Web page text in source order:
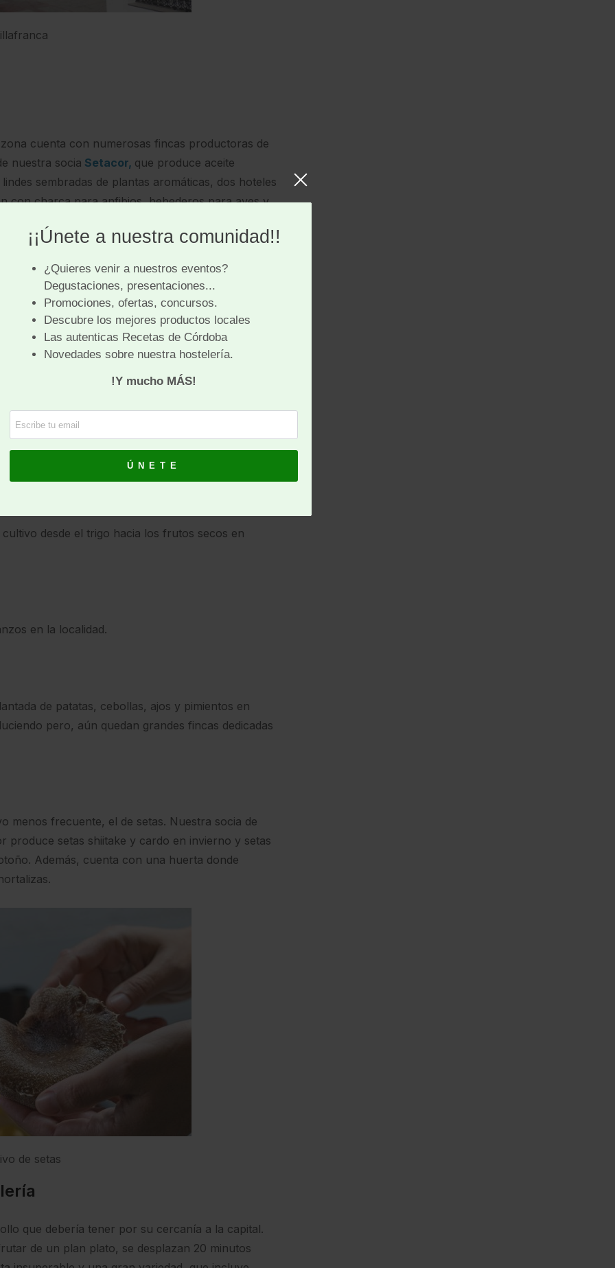
cuenta con numerosas fincas productoras de
nuestra socia Setacor, que produce aceite
sembradas de plantas aromáticas, dos hoteles
con charca para anfibios, bebederos para aves y
desde el trigo hacia los frutos secos en
en la localidad.
de patatas, cebollas, ajos y pimientos en
pero, aún quedan grandes fincas dedicadas
menos frecuente, el de setas. Nuestra socia de
produce setas shiitake y cardo en invierno y setas
Además, cuenta con una huerta donde
de setas
que debería tener por su cercanía a la capital.
de un plan plato, se desplazan 20 minutos